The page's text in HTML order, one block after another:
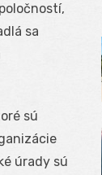
sa
sú
úrady sú